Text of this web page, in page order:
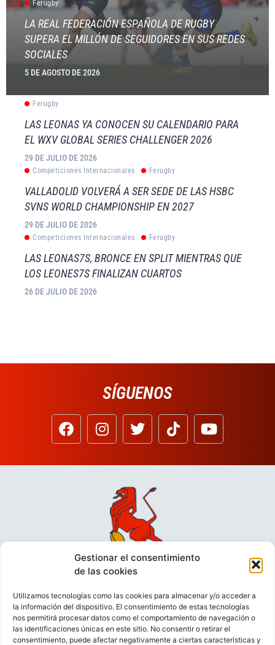
Gestionar el consentimiento
de las cookies
Utilizamos tecnologías como las cookies para almacenar y/o acceder a
la información del dispositivo. El consentimiento de estas tecnologías
nos permitirá procesar datos como el comportamiento de navegación o
las identificaciones únicas en este sitio. No consentir o retirar el
consentimiento, puede afectar negativamente a ciertas características y
Ferugby
LA REAL FEDERACIÓN ESPAÑOLA DE RUGBY
SUPERA EL MILLÓN DE SEGUIDORES EN SUS REDES
SOCIALES
5 DE AGOSTO DE 2026
Ferugby
LAS LEONAS YA CONOCEN SU CALENDARIO PARA
EL WXV GLOBAL SERIES CHALLENGER 2026
29 DE JULIO DE 2026
Competiciones Internacionales Ferugby
VALLADOLID VOLVERÁ A SER SEDE DE LAS HSBC
SVNS WORLD CHAMPIONSHIP EN 2027
29 DE JULIO DE 2026
Competiciones Internacionales Ferugby
LAS LEONAS7S, BRONCE EN SPLIT MIENTRAS QUE
LOS LEONES7S FINALIZAN CUARTOS
26 DE JULIO DE 2026
SÍGUENOS